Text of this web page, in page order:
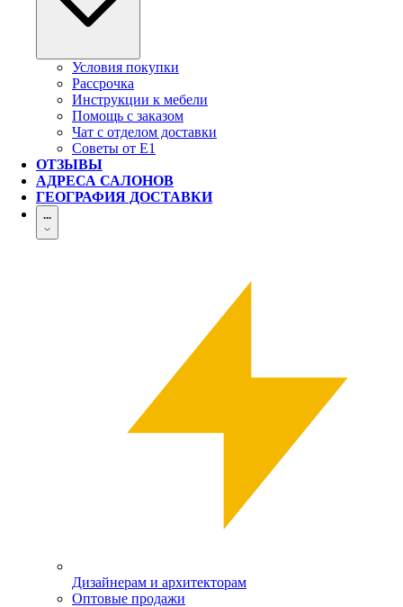
Условия покупки
Рассрочка
Инструкции к мебели
Помощь с заказом
Чат с отделом доставки
Советы от Е1
ОТЗЫВЫ
АДРЕСА САЛОНОВ
ГЕОГРАФИЯ ДОСТАВКИ
...
Дизайнерам и архитекторам
Оптовые продажи